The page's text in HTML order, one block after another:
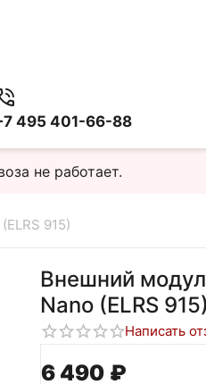
495 401-66-88
не работает.
915)
Внешний
Nano (ELRS 915)
Написать
6 490 ₽